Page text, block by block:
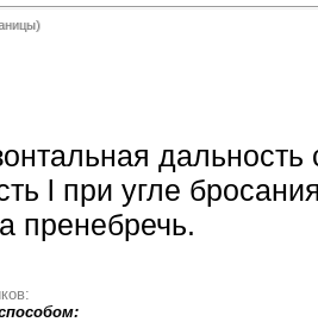
l при угле
пренебречь.